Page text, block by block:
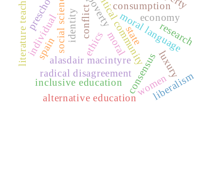
alasdair macintyre
social science political community
conflict
consensus
radical disagreement
ethics moral language
luxury
consumption
moral
economy
liberalism
individual state
poverty
preschool
research
inclusive education
literature teaching identity
spain
women
alternative education